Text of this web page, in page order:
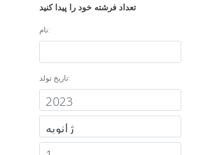
تعداد فرشته خود را پیدا کنید
نام:
تاریخ تولد: